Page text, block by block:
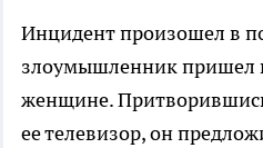
Инцидент произошел в
злоумышленник пришел
женщине.
ее телевизор, он